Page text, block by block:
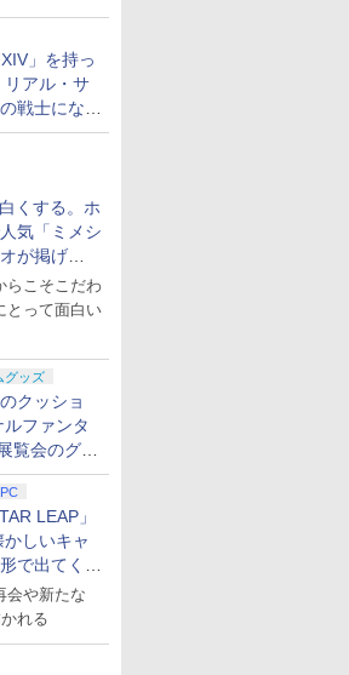
」を持っ
リアル・サ
戦士になっ
くする。ホ
気「ミメシ
が掲げ
”とは？【講
らこそこだわ
とって面白い
グッズ
クッショ
ファンタ
覧会のグッ
PC
LEAP」
しいキャ
で出てくる
！
会や新たな
れる